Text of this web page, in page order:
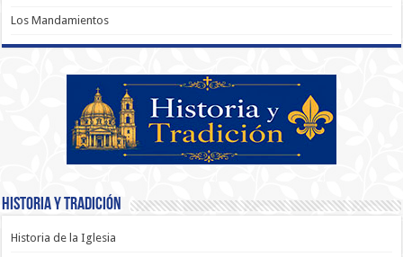
Los Mandamientos
Historia y Tradición
Historia de la Iglesia